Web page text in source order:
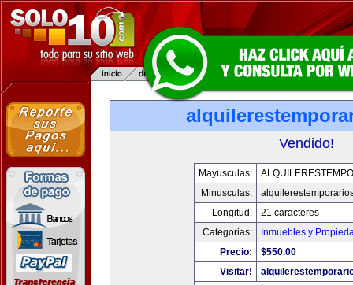
Vendido!
Mayusculas:
Minusculas:
Longitud:
21 caracteres
Categorias:
Inmuebles y
Precio:
$550.00
Visitar!